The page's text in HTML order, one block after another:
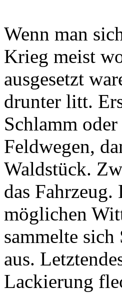
Wenn man
Krieg meist
ausgesetzt
drunter litt.
Schlamm
Feldwegen,
Waldstück.
das
möglichen
sammelte
aus.
Lackierung